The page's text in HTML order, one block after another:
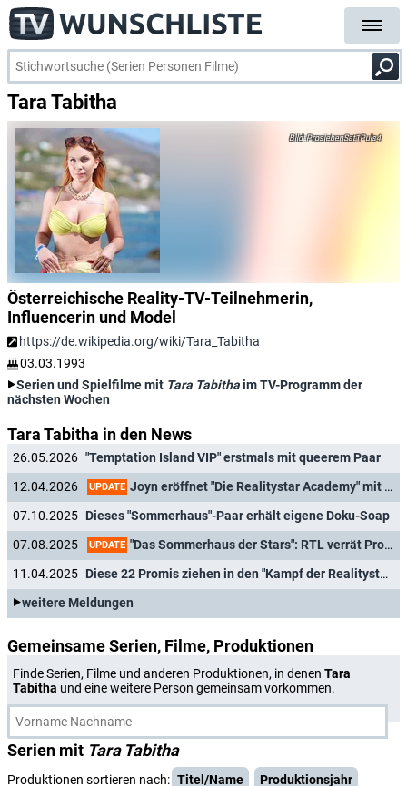
Tara Tabitha
ProsiebenSat1Puls4
Österreichische Reality-TV-Teilnehmerin,
Influencerin und Model
https://de.wikipedia.org/wiki/Tara_Tabitha
03.03.1993
Serien und Spielfilme mit Tara Tabithaim TV-Programm der
nächsten Wochen
Tara Tabitha in den News
26.05.2026 "Temptation Island VIP" erstmals mit queerem Paar
12.04.2026
UPDATE Joyn eröffnet "Die Realitystar Academy" mit Désirée Nick
07.10.2025 Dieses "Sommerhaus"-Paar erhält eigene Doku-Soap
07.08.2025
UPDATE "Das Sommerhaus der Stars": RTL verrät Promi-Paare und Starttermin für Jubiläumsstaffel
11.04.2025
Diese 22 Promis ziehen in den "Kampf der Realitystars"
weitere Meldungen
Gemeinsame Serien, Filme, Produktionen
Finde Serien, Filme und anderen Produktionen, in denen Tara
Tabitha und eine weitere Person gemeinsam vorkommen.
Serien mit Tara Tabitha
Produktionen sortieren nach: Titel/Name
Produktionsjahr